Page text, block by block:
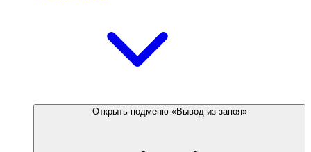
Открыть подменю «Вывод из запоя»